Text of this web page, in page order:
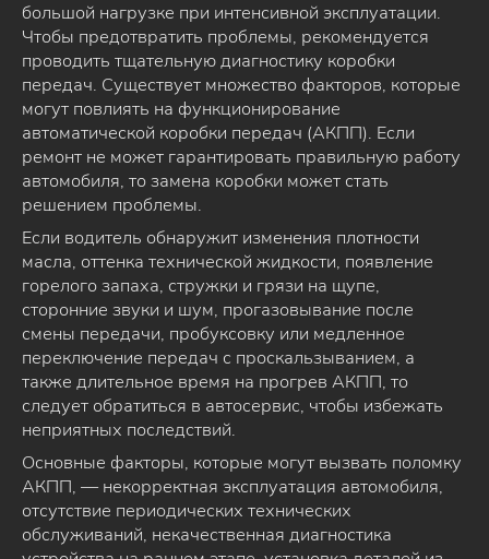
большой нагрузке при интенсивной эксплуатации.
Чтобы предотвратить проблемы, рекомендуется
проводить тщательную диагностику коробки
передач. Существует множество факторов, которые
могут повлиять на функционирование
автоматической коробки передач (АКПП). Если
ремонт не может гарантировать правильную работу
автомобиля, то замена коробки может стать
решением проблемы.
Если водитель обнаружит изменения плотности
масла, оттенка технической жидкости, появление
горелого запаха, стружки и грязи на щупе,
сторонние звуки и шум, прогазовывание после
смены передачи, пробуксовку или медленное
переключение передач с проскальзыванием, а
также длительное время на прогрев АКПП, то
следует обратиться в автосервис, чтобы избежать
неприятных последствий.
Основные факторы, которые могут вызвать поломку
АКПП, — некорректная эксплуатация автомобиля,
отсутствие периодических технических
обслуживаний, некачественная диагностика